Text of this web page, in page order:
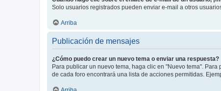
Solo usuarios registrados pueden enviar e-mail a otros
Arriba
Publicación de mensajes
¿Cómo puedo crear un nuevo tema o enviar una respuesta?
Para publicar un nuevo tema, haga clic en "Nuevo tema".
de cada foro encontrará una lista de acciones permitidas.